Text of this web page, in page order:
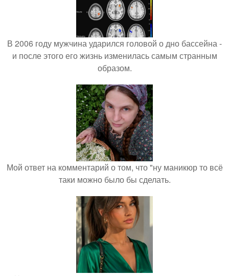
В 2006 году мужчина ударился головой о дно бассейна -
и после этого его жизнь изменилась самым странным
образом.
Мой ответ на комментарий о том, что "ну маникюр то всё
таки можно было бы сделать.